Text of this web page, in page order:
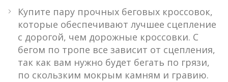
Купите пару прочных беговых кроссовок,
которые обеспечивают лучшее сцепление
с дорогой, чем дорожные кроссовки. С
бегом по тропе все зависит от сцепления,
так как вам нужно будет бегать по грязи,
по скользким мокрым камням и гравию.